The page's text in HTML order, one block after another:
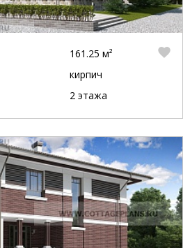
161.25 м²
кирпич
2 этажа